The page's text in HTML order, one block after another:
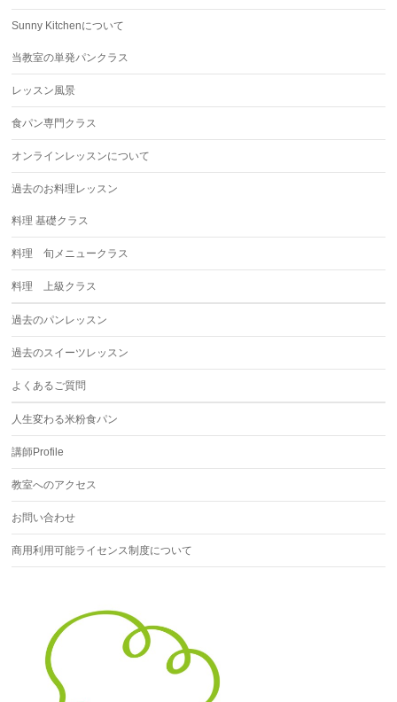
Sunny Kitchenについて
当教室の単発パンクラス
レッスン風景
食パン専門クラス
オンラインレッスンについて
過去のお料理レッスン
料理 基礎クラス
料理 旬メニュークラス
料理 上級クラス
過去のパンレッスン
過去のスイーツレッスン
よくあるご質問
人生変わる米粉食パン
講師Profile
教室へのアクセス
お問い合わせ
商用利用可能ライセンス制度について